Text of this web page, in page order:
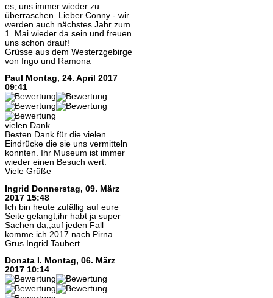
es, uns immer wieder zu
überraschen. Lieber Conny - wir
werden auch nächstes Jahr zum
1. Mai wieder da sein und freuen
uns schon drauf!
Grüsse aus dem Westerzgebirge
von Ingo und Ramona
Paul
Montag, 24. April 2017
09:41
vielen Dank
Besten Dank für die vielen
Eindrücke die sie uns vermitteln
konnten. Ihr Museum ist immer
wieder einen Besuch wert.
Viele Grüße
Ingrid Donnerstag, 09. März
2017 15:48
Ich bin heute zufällig auf eure
Seite gelangt,ihr habt ja super
Sachen da,,auf jeden Fall
komme ich 2017 nach Pirna
Grus Ingrid Taubert
Donata I. Montag, 06. März
2017 10:14